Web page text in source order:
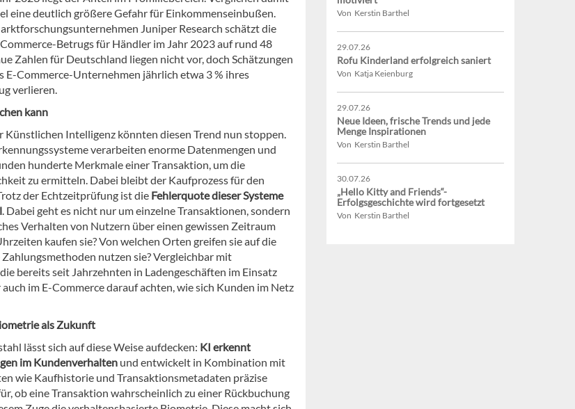
eine deutlich größere Gefahr für Einkommenseinbußen.
Juniper Research schätzt die
Betrugs für Händler im Jahr 2023 auf rund 48
Zahlen für Deutschland liegen nicht vor, doch Schätzungen
E-Commerce-Unternehmen jährlich etwa 3 % ihres
verlieren.
kann
Künstlichen Intelligenz könnten diesen Trend nun stoppen.
verarbeiten enorme Datenmengen und
hunderte Merkmale einer Transaktion, um die
zu ermitteln. Dabei bleibt der Kaufprozess für den
der Echtzeitprüfung ist die Fehlerquote dieser Systeme
. Dabei geht es nicht nur um einzelne Transaktionen, sondern
Verhalten von Nutzern über einen gewissen Zeitraum
kaufen sie? Von welchen Orten greifen sie auf die
nutzen sie? Vergleichbar mit
bereits seit Jahrzehnten in Ladengeschäften im Einsatz
im E-Commerce darauf achten, wie sich Kunden im Netz
als Zukunft
lässt sich auf diese Weise aufdecken: KI erkennt
im Kundenverhalten und entwickelt in Kombination mit
wie Kaufhistorie und Transaktionsmetadaten präzise
ob eine Transaktion wahrscheinlich zu einer Rückbuchung
Von Kerstin Barthel
29.07.26
Rofu Kinderland erfolgreich saniert
Von Katja Keienburg
29.07.26
Neue Ideen, frische Trends und jede
Menge Inspirationen
Von Kerstin Barthel
30.07.26
„Hello Kitty and Friends“-
Erfolgsgeschichte wird fortgesetzt
Von Kerstin Barthel